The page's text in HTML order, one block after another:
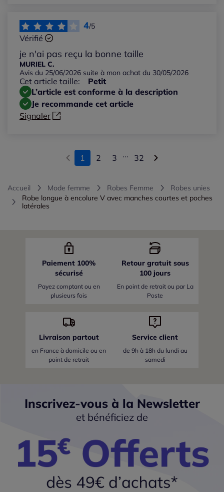
4/5
Vérifié
je n'ai pas reçu la bonne taille
MURIEL C.
Avis du 25/06/2026 suite à mon achat du 30/05/2026
Cet article taille:
Petit
L’article est conforme à la description
Je recommande cet article
Signaler
1 2 3 ... 32
Accueil Mode femme Robes Femme
Robes unies
Robe longue à encolure V avec manches courtes et poches
latérales
Paiement 100%
sécurisé
Payez comptant ou en
plusieurs fois
Retour gratuit sous
100 jours
En point de retrait ou par La
Poste
Livraison partout
en France à domicile ou en
point de retrait
Service client
de 9h à 18h du lundi au
samedi
Inscrivez-vous à la Newsletter
et bénéficiez de